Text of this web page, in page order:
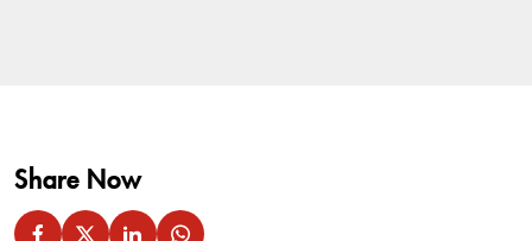
Share Now